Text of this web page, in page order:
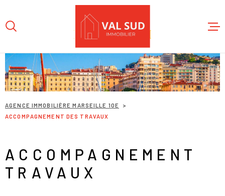
menu
contenu
ACCUEIL
AGENCE IMMOBILIÈRE MARSEILLE 10E
ACCOMPAGNEMENT DES TRAVAUX
ACCOMPAGNEMENT
TRAVAUX